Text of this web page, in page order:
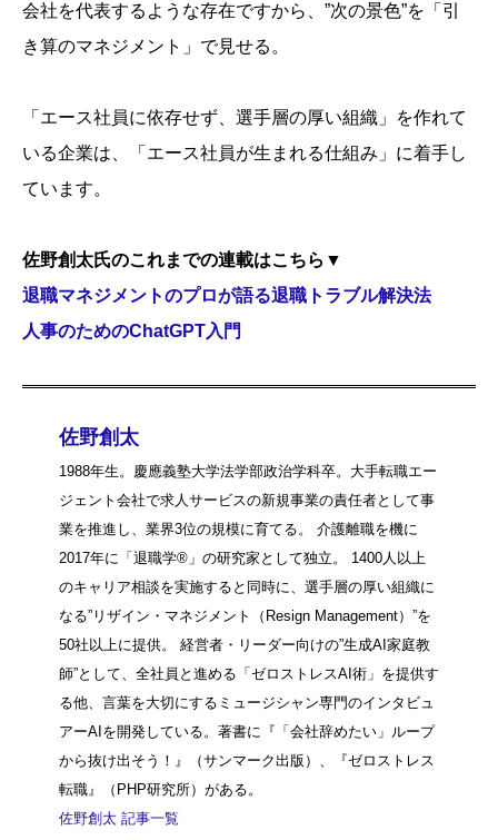
会社を代表するような存在ですから、”次の景色”を「引
き算のマネジメント」で見せる。
「エース社員に依存せず、選手層の厚い組織」を作れて
いる企業は、「エース社員が生まれる仕組み」に着手し
ています。
佐野創太氏のこれまでの連載はこちら▼
退職マネジメントのプロが語る退職トラブル解決法
人事のためのChatGPT入門
佐野創太
1988年生。慶應義塾大学法学部政治学科卒。大手転職エー
ジェント会社で求人サービスの新規事業の責任者として事
業を推進し、業界3位の規模に育てる。 介護離職を機に
2017年に「退職学®︎」の研究家として独立。 1400人以上
のキャリア相談を実施すると同時に、選手層の厚い組織に
なる”リザイン・マネジメント（Resign Management）”を
50社以上に提供。 経営者・リーダー向けの”生成AI家庭教
師”として、全社員と進める「ゼロストレスAI術」を提供す
る他、言葉を大切にするミュージシャン専門のインタビュ
アーAIを開発している。著書に『「会社辞めたい」ループ
から抜け出そう！』（サンマーク出版）、『ゼロストレス
転職』（PHP研究所）がある。
佐野創太 記事一覧